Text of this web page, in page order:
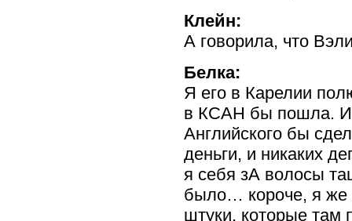
Клейн:
А говорила, что
Белка:
Я его в Карелии
в КСАН бы пошла.
Английского бы
деньги, и никаких
я себя зА волосы
было… короче, я же
штуки, которые там